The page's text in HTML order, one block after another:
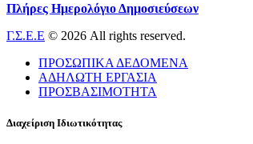
Πλήρες Ημερολόγιο Δημοσιεύσεων
Γ.Σ.Ε.Ε © 2026 All rights reserved.
ΠΡΟΣΩΠΙΚΑ ΔΕΔΟΜΕΝΑ
ΑΔΗΛΩΤΗ ΕΡΓΑΣΙΑ
ΠΡΟΣΒΑΣΙΜΟΤΗΤΑ
Διαχείριση Ιδιωτικότητας